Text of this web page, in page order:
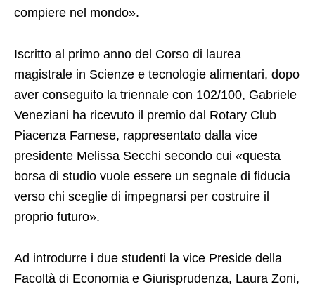
compiere nel mondo».
Iscritto al primo anno del Corso di laurea
magistrale in Scienze e tecnologie alimentari, dopo
aver conseguito la triennale con 102/100, Gabriele
Veneziani ha ricevuto il premio dal Rotary Club
Piacenza Farnese, rappresentato dalla vice
presidente Melissa Secchi secondo cui «questa
borsa di studio vuole essere un segnale di fiducia
verso chi sceglie di impegnarsi per costruire il
proprio futuro».
Ad introdurre i due studenti la vice Preside della
Facoltà di Economia e Giurisprudenza, Laura Zoni,